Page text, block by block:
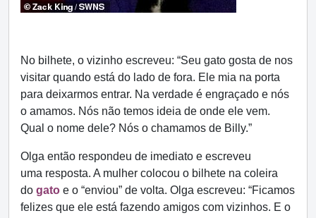
No bilhete, o vizinho escreveu: “Seu gato gosta de nos
visitar quando está do lado de fora. Ele mia na porta
para deixarmos entrar. Na verdade é engraçado e nós
o amamos. Nós não temos ideia de onde ele vem.
Qual o nome dele? Nós o chamamos de Billy.”
Olga então respondeu de imediato e escreveu
uma resposta. A mulher colocou o bilhete na coleira
do gato e o “enviou” de volta. Olga escreveu: “Ficamos
felizes que ele está fazendo amigos com vizinhos. E o